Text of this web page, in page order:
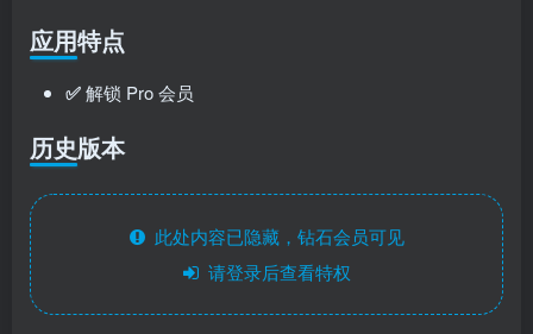
应用特点
✅解锁 Pro 会员
历史版本
此处内容已隐藏，钻石会员可见
请登录后查看特权